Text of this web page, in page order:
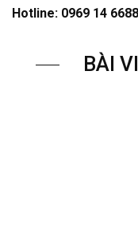
Hotline: 0969 14 6688
BÀI